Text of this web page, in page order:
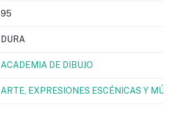
95
DURA
ACADEMIA DE DIBUJO
ARTE, EXPRESIONES ESCÉNICAS Y